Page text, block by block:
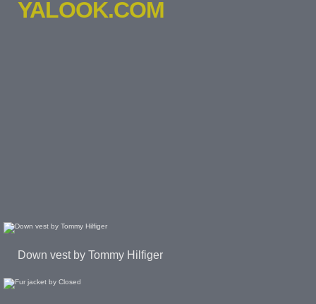
YALOOK.COM
Down vest by Tommy Hilfiger